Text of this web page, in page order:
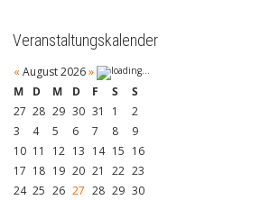
Veranstaltungskalender
« August 2026»
M
D M D F S
S
27 28 29 30 31 1
2
3
4 5 6 7 8
9
10 11 12 13 14 15 16
17 18 19 20 21 22 23
24 25 26 27 28 29 30